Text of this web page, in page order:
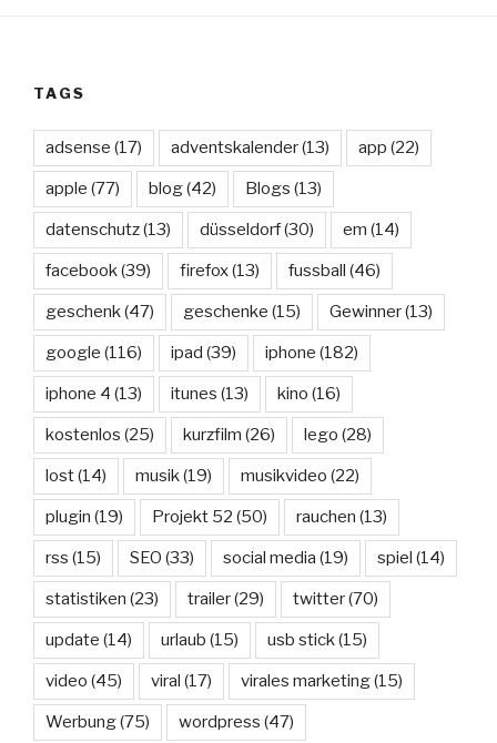
TAGS
adsense (17) adventskalender(13) app (22)
apple (77) blog(42) Blogs (13)
datenschutz(13) düsseldorf(30) em (14)
facebook(39) firefox(13) fussball (46)
geschenk(47) geschenke (15) Gewinner(13)
google (116) ipad (39) iphone (182)
iphone 4 (13) itunes (13) kino (16)
kostenlos (25) kurzfilm (26) lego (28)
lost(14) musik(19) musikvideo (22)
plugin (19) Projekt 52 (50) rauchen (13)
rss (15) SEO (33) social media (19) spiel (14)
statistiken (23) trailer(29) twitter(70)
update (14) urlaub (15) usb stick(15)
video (45) viral (17) virales marketing(15)
Werbung(75) wordpress (47)